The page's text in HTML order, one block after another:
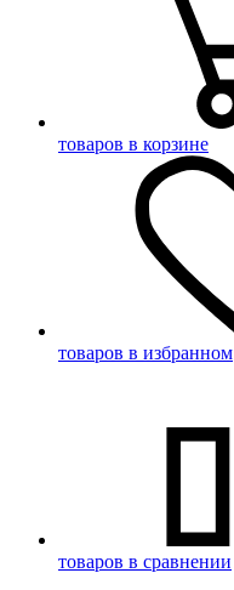
товаров в корзине
товаров в избранном
товаров в сравнении